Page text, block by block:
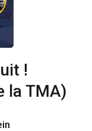
!
la TMA)